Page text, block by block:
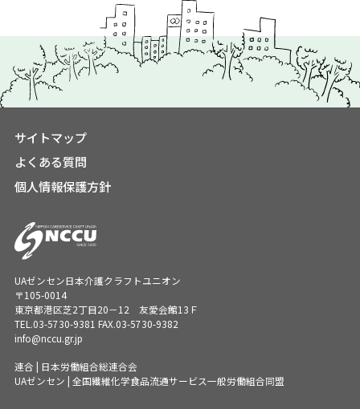
サイトマップ
よくある質問
個人情報保護方針
UAゼンセン日本介護クラフトユニオン
〒105-0014
東京都港区芝2丁目20－12 友愛会館13Ｆ
TEL.03-5730-9381 FAX.03-5730-9382
info@nccu.gr.jp
連合 | 日本労働組合総連合会
UAゼンセン | 全国繊維化学食品流通サービス一般労働組合同盟